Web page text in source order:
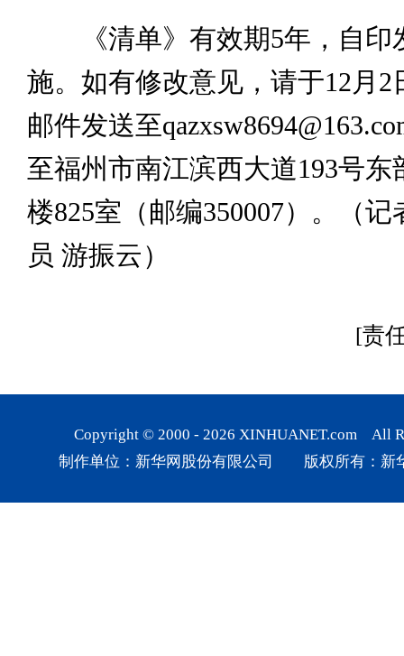
《清单》有效期5年，自印
施。如有修改意见，请于12月2
邮件发送至
至福州市南江滨西大道193号东
楼825室（邮编350007）。（
员 游振云）
[责
Copyright © 2000 - 2026 XINHUANET.com All
制作单位：新华网股份有限公司 版权所有：新